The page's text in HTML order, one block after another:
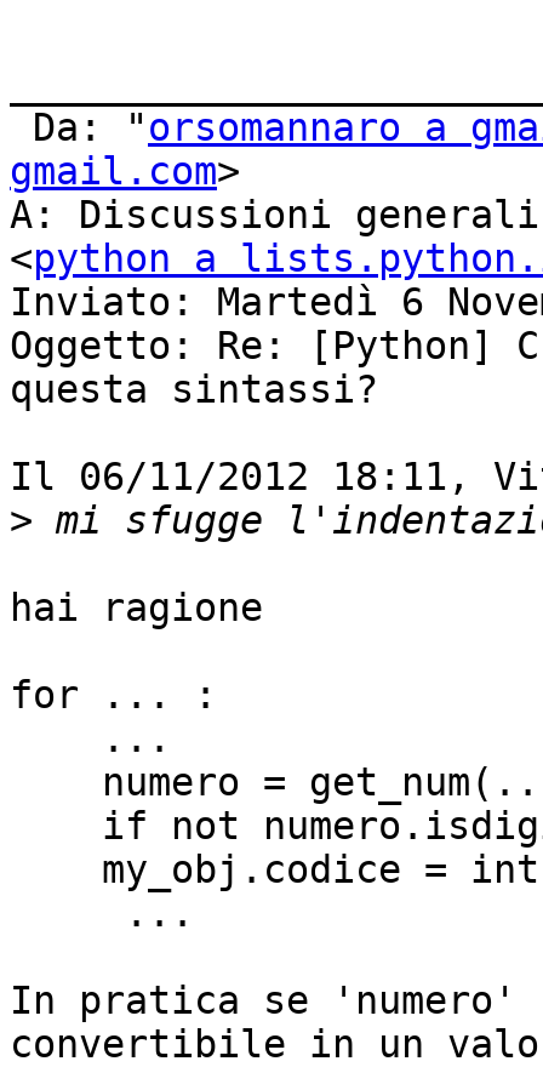
Da: "orsomannaro a
gmail.com>
A: Discussioni
<python a
Inviato: Martedì 6
Oggetto: Re: [Python]
questa sintassi?
Il 06/11/2012 18:11,
>
hai ragione
for ... :
...
numero =
if not
my_obj.codice =
...
In pratica se 'numero'
convertibile in un